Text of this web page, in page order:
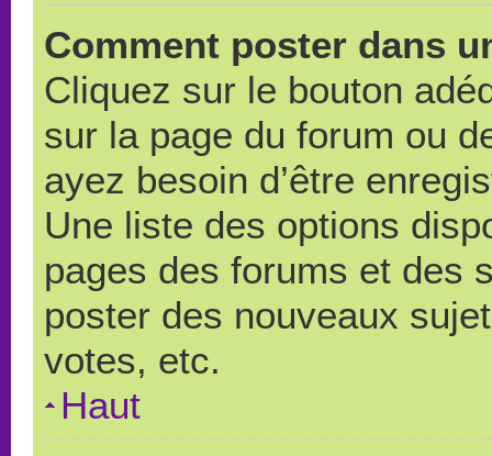
Comment poster dans
Cliquez sur le bouton
sur la page du forum ou
ayez besoin d’être
Une liste des options
pages des forums et des
poster des nouveaux
votes, etc.
Haut